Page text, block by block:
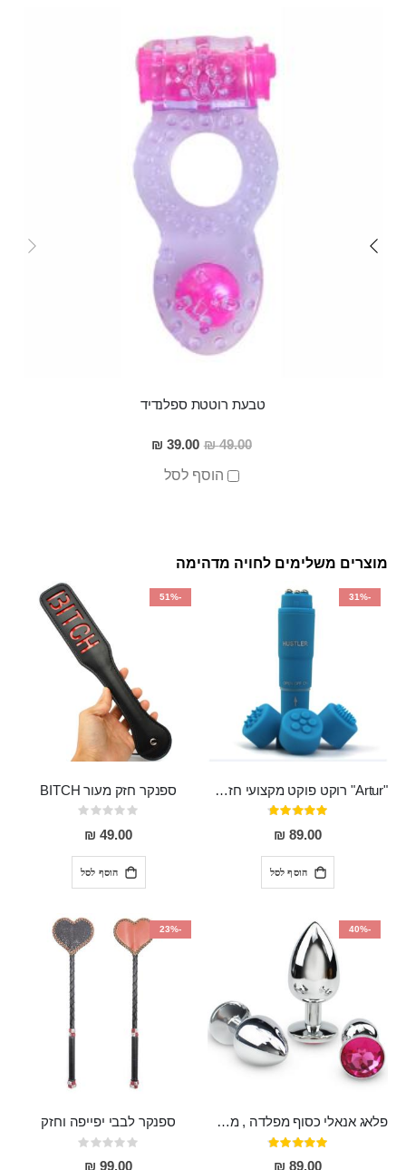
טבעת רוטטת ספלנדיד
49.00 ₪
מחיר
מבצע
39.00 ₪
הוסף לסל
מוצרים משלימים לחויה מדהימה
-31%
"Artur" רוקט פוקט מקצועי חזק במיוחד
דירוג:
95%
89.00 ₪
הוסף לסל
-51%
ספנקר חזק מעור BITCH
Rating:
0%
49.00 ₪
הוסף לסל
-40%
פלאג אנאלי כסוף מפלדה , מתאים ללבישה מתחת לבגדים, בגודל 7.3 על 2.8 ס"מ
דירוג:
97%
89.00 ₪
-23%
ספנקר לבבי יפייפה וחזק
Rating:
0%
99.00 ₪